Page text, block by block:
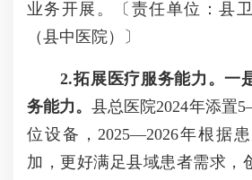
业务开展。〔责任单位：县
（县中医院）〕
2.拓展医疗服务能力。一
务能力。县总医院2024年添置
位设备，2025—2026年根据
加，更好满足县域患者需求，